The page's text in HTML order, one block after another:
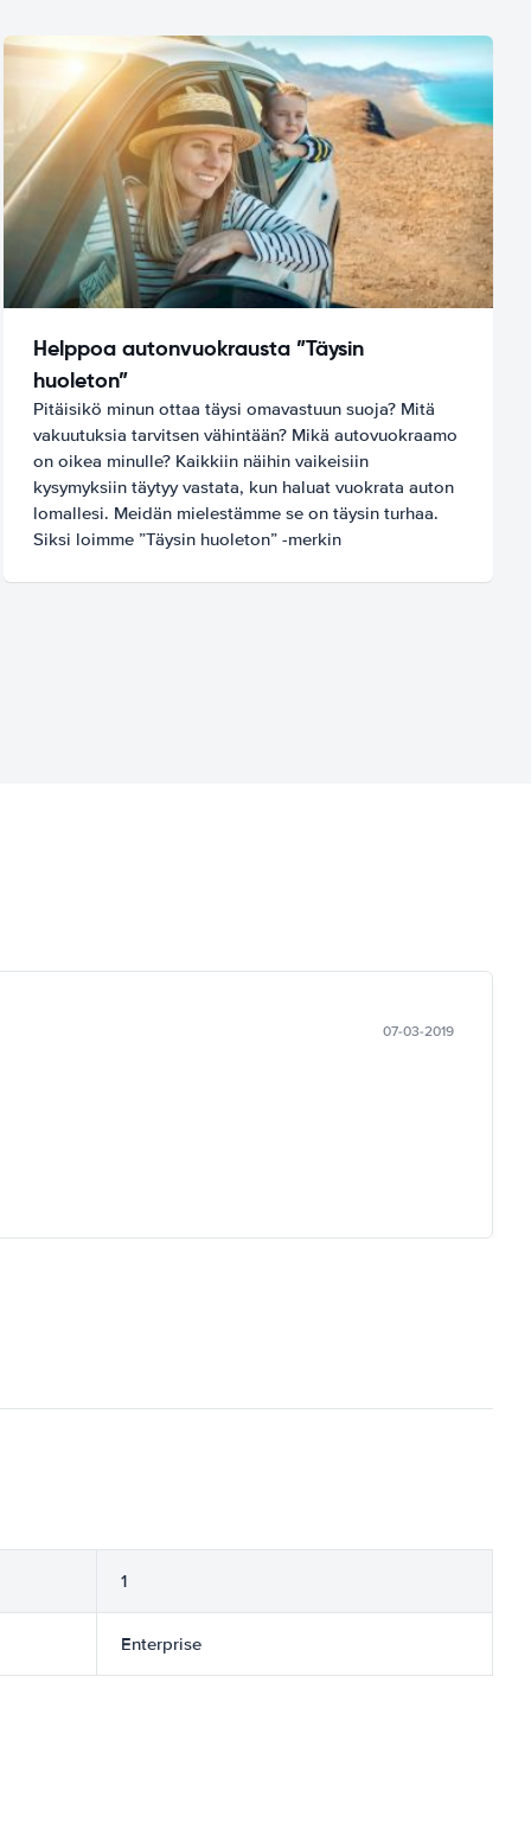
Helppoa autonvuokrausta ”Täysin
huoleton”
Pitäisikö minun ottaa täysi omavastuun suoja? Mitä
vakuutuksia tarvitsen vähintään? Mikä autovuokraamo
on oikea minulle? Kaikkiin näihin vaikeisiin
kysymyksiin täytyy vastata, kun haluat vuokrata auton
lomallesi. Meidän mielestämme se on täysin turhaa.
Siksi loimme ”Täysin huoleton” -merkin
07-03-2019
1
Enterprise